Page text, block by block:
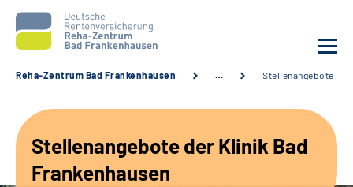
Unsere Angebote
Reha-Zentrum Bad Frankenhausen … Stellenangebote
Stellenangebote der Klinik Bad
Frankenhausen